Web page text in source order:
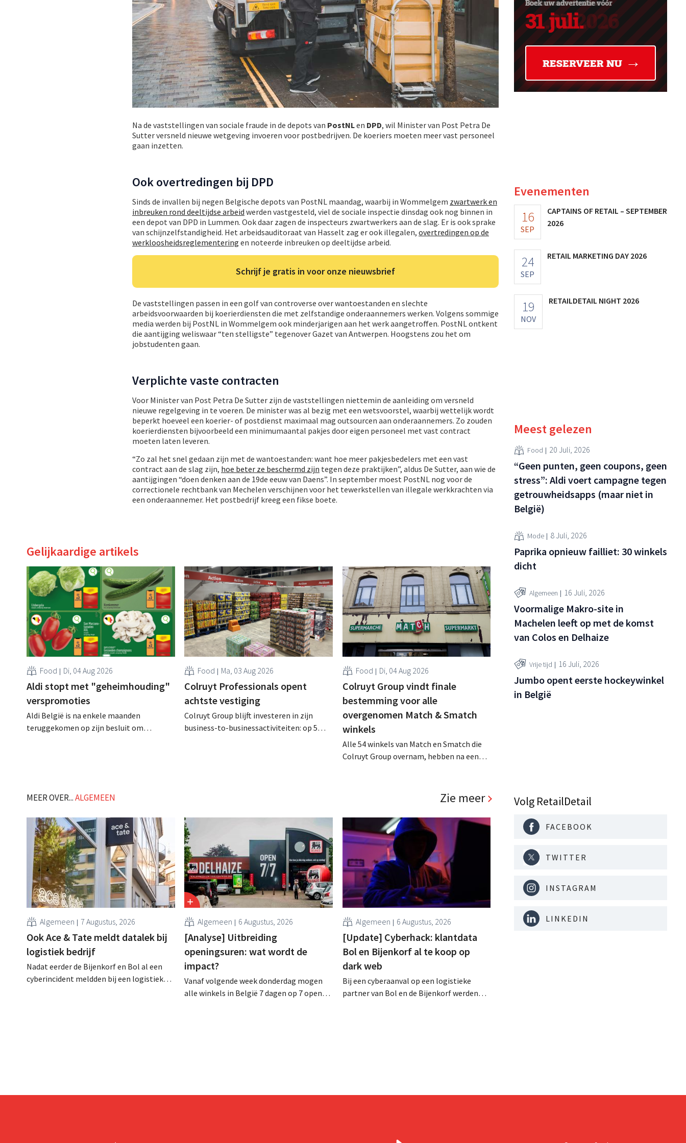
Na de vaststellingen van sociale fraude in de depots van PostNLen DPD, wil Minister van Post Petra De
Sutter versneld nieuwe wetgeving invoeren voor postbedrijven. De koeriers moeten meer vast personeel
gaan inzetten.
Ook overtredingen bij DPD
Sinds de invallen bij negen Belgische depots van PostNL maandag, waarbij in Wommelgem zwartwerk en
inbreuken rond deeltijdse arbeid werden vastgesteld, viel de sociale inspectie dinsdag ook nog binnen in
een depot van DPD in Lummen. Ook daar zagen de inspecteurs zwartwerkers aan de slag. Er is ook sprake
van schijnzelfstandigheid. Het arbeidsauditoraat van Hasselt zag er ook illegalen, overtredingen op de
werkloosheidsreglementering en noteerde inbreuken op deeltijdse arbeid.
Schrijf je gratis in voor onze nieuwsbrief
De vaststellingen passen in een golf van controverse over wantoestanden en slechte
arbeidsvoorwaarden bij koerierdiensten die met zelfstandige onderaannemers werken. Volgens sommige
media werden bij PostNL in Wommelgem ook minderjarigen aan het werk aangetroffen. PostNL ontkent
die aantijging weliswaar “ten stelligste” tegenover Gazet van Antwerpen. Hoogstens zou het om
jobstudenten gaan.
Verplichte vaste contracten
Voor Minister van Post Petra De Sutter zijn de vaststellingen niettemin de aanleiding om versneld
nieuwe regelgeving in te voeren. De minister was al bezig met een wetsvoorstel, waarbij wettelijk wordt
beperkt hoeveel een koerier- of postdienst maximaal mag outsourcen aan onderaannemers. Zo zouden
koerierdiensten bijvoorbeeld een minimumaantal pakjes door eigen personeel met vast contract
moeten laten leveren.
“Zo zal het snel gedaan zijn met de wantoestanden: want hoe meer pakjesbedelers met een vast
contract aan de slag zijn, hoe beter ze beschermd zijn tegen deze praktijken”, aldus De Sutter, aan wie de
aantijgingen “doen denken aan de 19de eeuw van Daens”. In september moest PostNL nog voor de
correctionele rechtbank van Mechelen verschijnen voor het tewerkstellen van illegale werkkrachten via
een onderaannemer. Het postbedrijf kreeg een fikse boete.
Gelijkaardige artikels
Food Di, 04 Aug 2026
Aldi stopt met "geheimhouding"
verspromoties
Aldi België is na enkele maanden
teruggekomen op zijn besluit om
Food Ma, 03 Aug 2026
Colruyt Professionals opent
achtste vestiging
Colruyt Group blijft investeren in zijn
business-to-businessactiviteiten: op 5
Food Di, 04 Aug 2026
Colruyt Group vindt finale
bestemming voor alle
overgenomen Match & Smatch
winkels
Alle 54 winkels van Match en Smatch die
Colruyt Group overnam, hebben na een
die bestemming voor sommige panden
MEER OVER...ALGEMEEN Zie meer
Algemeen 7 Augustus, 2026
Ook Ace & Tate meldt datalek bij
logistiek bedrijf
Nadat eerder de Bijenkorf en Bol al een
cyberincident meldden bij een logistieke
Algemeen 6 Augustus, 2026
[Analyse] Uitbreiding
openingsuren: wat wordt de
impact?
Vanaf volgende week donderdag mogen
alle winkels in België 7 dagen op 7 open
Algemeen 6 Augustus, 2026
[Update] Cyberhack: klantdata
Bol en Bijenkorf al te koop op
dark web
Bij een cyberaanval op een logistieke
partner van Bol en de Bijenkorf werden
Evenementen
16
SEP
CAPTAINS OF RETAIL – SEPTEMBER
2026
24
SEP
RETAIL MARKETING DAY 2026
19
NOV
RETAILDETAIL NIGHT 2026
Meest gelezen
Food 20 Juli, 2026
“Geen punten, geen coupons, geen
stress”: Aldi voert campagne tegen
getrouwheidsapps (maar niet in
België)
Mode 8 Juli, 2026
Paprika opnieuw failliet: 30 winkels
dicht
Algemeen 16 Juli, 2026
Voormalige Makro-site in
Machelen leeft op met de komst
van Colos en Delhaize
Vrije tijd 16 Juli, 2026
Jumbo opent eerste hockeywinkel
in België
Volg RetailDetail
FACEBOOK
TWITTER
INSTAGRAM
LINKEDIN